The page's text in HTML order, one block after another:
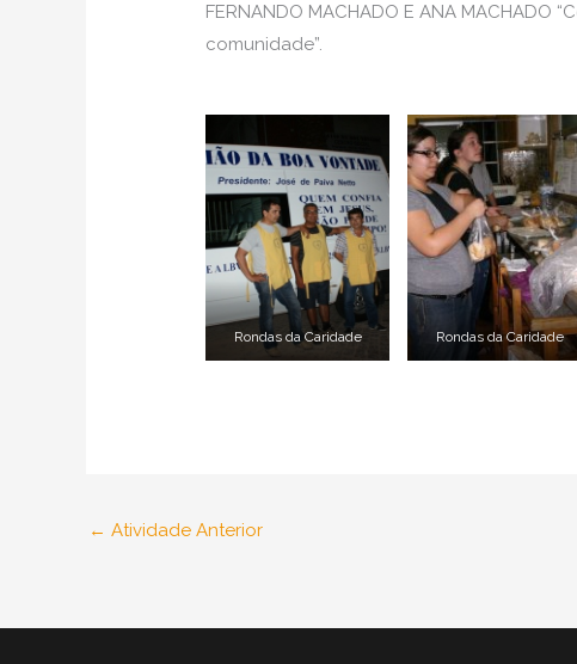
FERNANDO MACHADO E ANA MACHADO
comunidade”.
Rondas da Caridade Rondas da Caridade
← Atividade Anterior